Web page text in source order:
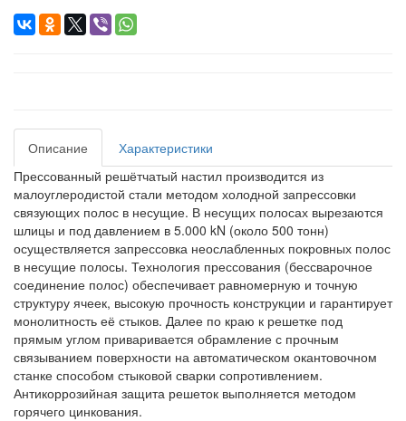
Описание
Характеристики
Прессованный решётчатый настил производится из
малоуглеродистой стали методом холодной запрессовки
связующих полос в несущие. В несущих полосах вырезаются
шлицы и под давлением в 5.000 kN (около 500 тонн)
осуществляется запрессовка неослабленных покровных полос
в несущие полосы. Технология прессования (бессварочное
соединение полос) обеспечивает равномерную и точную
структуру ячеек, высокую прочность конструкции и гарантирует
монолитность её стыков. Далее по краю к решетке под
прямым углом приваривается обрамление с прочным
связыванием поверхности на автоматическом окантовочном
станке способом стыковой сварки сопротивлением.
Антикоррозийная защита решеток выполняется методом
горячего цинкования.